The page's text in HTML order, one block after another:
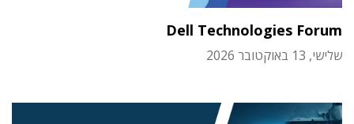
Dell Technologies Forum
שלישי, 13 באוקטובר 2026